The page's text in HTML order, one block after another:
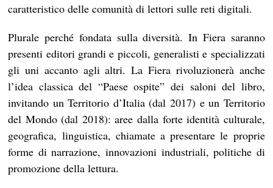
caratteristico delle comunità di lettori sulle reti digitali.
Plurale perché fondata sulla diversità. In Fiera saranno
presenti editori grandi e piccoli, generalisti e specializzati
gli uni accanto agli altri. La Fiera rivoluzionerà anche
l’idea classica del “Paese ospite” dei saloni del libro,
invitando un Territorio d’Italia (dal 2017) e un Territorio
del Mondo (dal 2018): aree dalla forte identità culturale,
geografica, linguistica, chiamate a presentare le proprie
forme di narrazione, innovazioni industriali, politiche di
promozione della lettura.